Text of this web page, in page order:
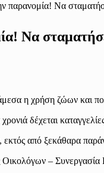
παρανομία! Να
Να
δέχεται
από ξεκάθαρα
–